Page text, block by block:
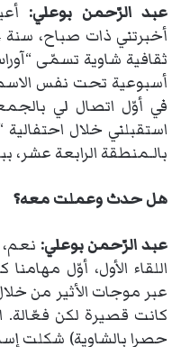
عبد الرّحمن بوعلي:
ثقافية شاوية تسمّى
أسبوعية تحت نفس
في أوّل اتصال لي
استقبلني خلال
بالـمنطقة الرابعة عشر،
هل حدث وعملت معه؟
عبد الرّحمن بوعلي:
اللقاء الأول، أوّل
عبر موجات الأثير من
كانت قصيرة لكن فعّالة.
حصرا بالشاوية) شكلت